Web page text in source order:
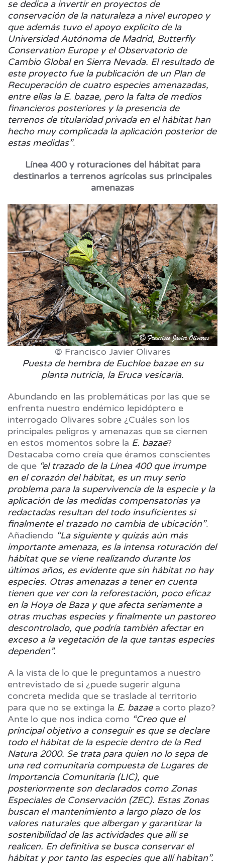
se dedica a invertir en proyectos de
conservación de la naturaleza a nivel europeo y
que además tuvo el apoyo explícito de la
Universidad Autónoma de Madrid, Butterfly
Conservation Europe y el Observatorio de
Cambio Global en Sierra Nevada. El resultado de
este proyecto fue la publicación de un Plan de
Recuperación de cuatro especies amenazadas,
entre ellas la E. bazae, pero la falta de medios
financieros posteriores y la presencia de
terrenos de titularidad privada en el hábitat han
hecho muy complicada la aplicación posterior de
estas medidas”.
Línea 400 y roturaciones del hábitat para
destinarlos a terrenos agrícolas sus principales
amenazas
© Francisco Javier Olivares
Puesta de hembra de Euchloe bazae en su
planta nutricia, la Eruca vesicaria.
Abundando en las problemáticas por las que se
enfrenta nuestro endémico lepidóptero e
interrogado Olivares sobre ¿Cuáles son los
principales peligros y amenazas que se ciernen
en estos momentos sobre la E. bazae?
Destacaba como creía que éramos conscientes
de que “el trazado de la Línea 400 que irrumpe
en el corazón del hábitat, es un muy serio
problema para la supervivencia de la especie y la
aplicación de las medidas compensatorias ya
redactadas resultan del todo insuficientes si
finalmente el trazado no cambia de ubicación”.
Añadiendo “La siguiente y quizás aún más
importante amenaza, es la intensa roturación del
hábitat que se viene realizando durante los
últimos años, es evidente que sin hábitat no hay
especies. Otras amenazas a tener en cuenta
tienen que ver con la reforestación, poco eficaz
en la Hoya de Baza y que afecta seriamente a
otras muchas especies y finalmente un pastoreo
descontrolado, que podría también afectar en
exceso a la vegetación de la que tantas especies
dependen”.
A la vista de lo que le preguntamos a nuestro
entrevistado de si ¿puede sugerir alguna
concreta medida que se traslade al territorio
para que no se extinga la E. bazaea corto plazo?
Ante lo que nos indica como “Creo que el
principal objetivo a conseguir es que se declare
todo el hábitat de la especie dentro de la Red
Natura 2000. Se trata para quien no lo sepa de
una red comunitaria compuesta de Lugares de
Importancia Comunitaria (LIC), que
posteriormente son declarados como Zonas
Especiales de Conservación (ZEC). Estas Zonas
buscan el mantenimiento a largo plazo de los
valores naturales que albergan y garantizar la
sostenibilidad de las actividades que allí se
realicen. En definitiva se busca conservar el
hábitat y por tanto las especies que allí habitan”.